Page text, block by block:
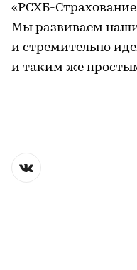
«РСХБ-
Мы развиваем
и стремительно
и таким же